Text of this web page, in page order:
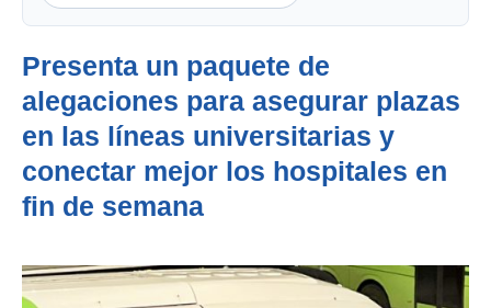
Presenta un paquete de
alegaciones para asegurar plazas
en las líneas universitarias y
conectar mejor los hospitales en
fin de semana